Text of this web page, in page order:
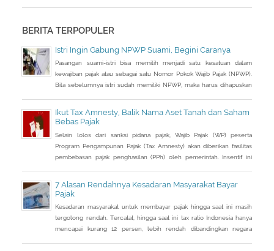
seorang ulama bernama Abu Yusuf yang diminta untuk menulis
BERITA TERPOPULER
Istri Ingin Gabung NPWP Suami, Begini Caranya
Pasangan suami-istri bisa memilih menjadi satu kesatuan dalam
kewajiban pajak atau sebagai satu Nomor Pokok Wajib Pajak (NPWP).
Bila sebelumnya istri sudah memiliki NPWP, maka harus dihapuskan
Ikut Tax Amnesty, Balik Nama Aset Tanah dan Saham
Bebas Pajak
Selain lolos dari sanksi pidana pajak, Wajib Pajak (WP) peserta
Program Pengampunan Pajak (Tax Amnesty) akan diberikan fasilitas
pembebasan pajak penghasilan (PPh) oleh pemerintah. Insentif ini
7 Alasan Rendahnya Kesadaran Masyarakat Bayar
Pajak
Kesadaran masyarakat untuk membayar pajak hingga saat ini masih
tergolong rendah. Tercatat, hingga saat ini tax ratio Indonesia hanya
mencapai kurang 12 persen, lebih rendah dibandingkan negara